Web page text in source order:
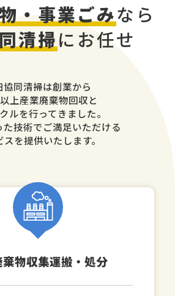
・事業ごみなら
清掃にお任せ
協同清掃は創業から
上産業廃棄物回収と
ルを行ってきました。
た技術でご満足いただける
スを提供いたします。
物収集運搬・処分